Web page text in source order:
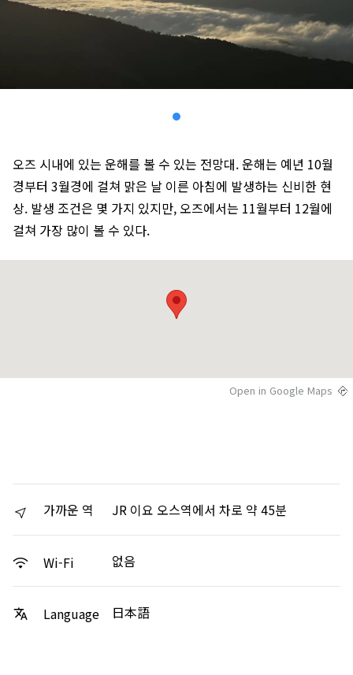
오즈 시내에 있는 운해를 볼 수 있는 전망대. 운해는 예년 10월
경부터 3월경에 걸쳐 맑은 날 이른 아침에 발생하는 신비한 현
상. 발생 조건은 몇 가지 있지만, 오즈에서는 11월부터 12월에
걸쳐 가장 많이 볼 수 있다.
Open in Google Maps
가까운 역 JR 이요 오스역에서 차로 약 45분
Wi-Fi 없음
Language 日本語